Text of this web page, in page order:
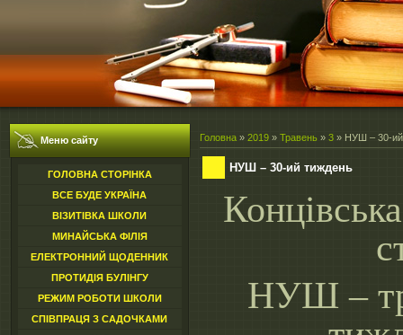
Меню сайту
ГОЛОВНА СТОРІНКА
ВСЕ БУДЕ УКРАЇНА
ВІЗИТІВКА ШКОЛИ
МИНАЙСЬКА ФІЛІЯ
ЕЛЕКТРОННИЙ ЩОДЕННИК
ПРОТИДІЯ БУЛІНГУ
РЕЖИМ РОБОТИ ШКОЛИ
СПІВПРАЦЯ З САДОЧКАМИ
Головна » 2019 » Травень » 3 » НУШ – 30-ий
НУШ – 30-ий тиждень
НУШ –